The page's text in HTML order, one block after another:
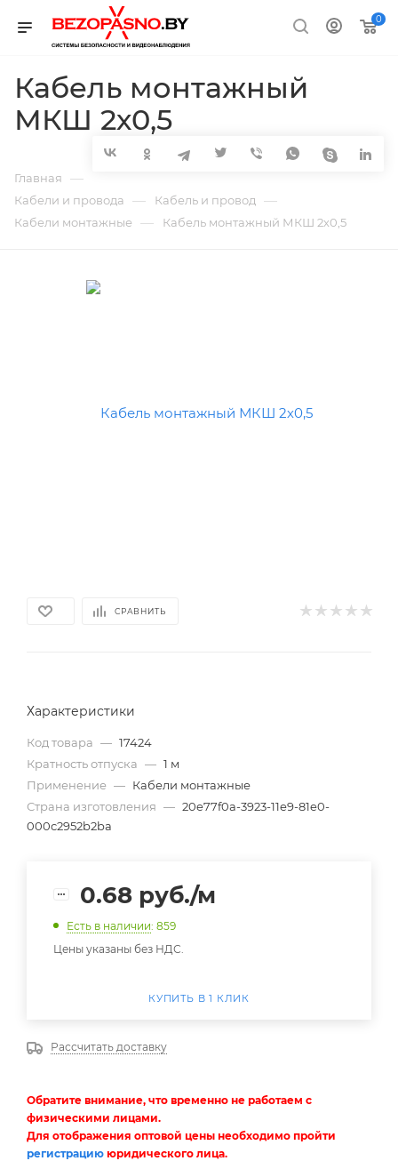
0
Кабель монтажный
МКШ 2х0,5
Главная —
Кабели и провода — Кабель и провод —
Кабели монтажные — Кабель монтажный МКШ 2х0,5
СРАВНИТЬ
Характеристики
Код товара — 17424
Кратность отпуска — 1 м
Применение — Кабели монтажные
Страна изготовления — 20e77f0a-3923-11e9-81e0-
000c2952b2ba
0.68 руб./м
Есть в наличии: 859
Цены указаны без НДС.
КУПИТЬ В 1 КЛИК
Рассчитать доставку
Обратите внимание, что временно не работаем с
физическими лицами.
Для отображения оптовой цены необходимо пройти
регистрацию юридического лица.